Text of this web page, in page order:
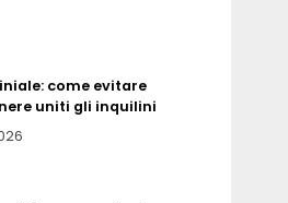
come evitare
uniti gli inquilini